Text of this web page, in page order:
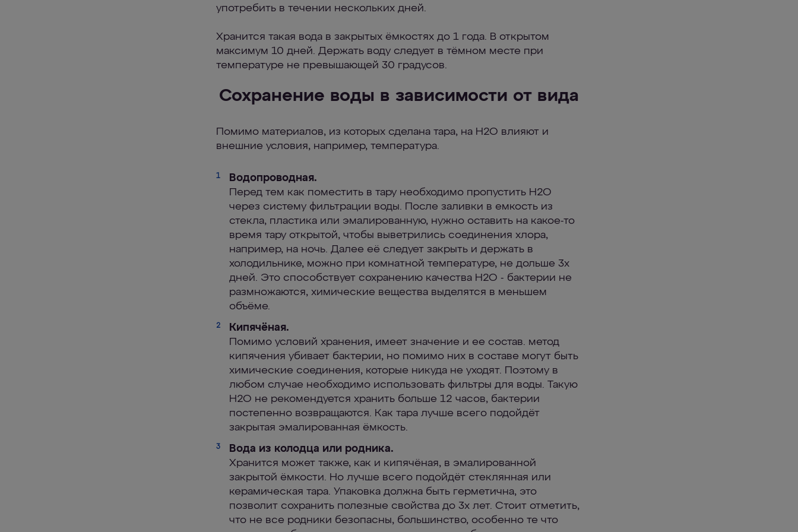
употребить в течении нескольких дней.
Хранится такая вода в закрытых ёмкостях до 1 года. В открытом
максимум 10 дней. Держать воду следует в тёмном месте при
температуре не превышающей 30 градусов.
Сохранение воды в зависимости от вида
Помимо материалов, из которых сделана тара, на H2O влияют и
внешние условия, например, температура.
1
Водопроводная.
Перед тем как поместить в тару необходимо пропустить H2O
через систему фильтрации воды. После заливки в емкость из
стекла, пластика или эмалированную, нужно оставить на какое-то
время тару открытой, чтобы выветрились соединения хлора,
например, на ночь. Далее её следует закрыть и держать в
холодильнике, можно при комнатной температуре, не дольше 3х
дней. Это способствует сохранению качества H2O - бактерии не
размножаются, химические вещества выделятся в меньшем
объёме.
2
Кипячёная.
Помимо условий хранения, имеет значение и ее состав. метод
кипячения убивает бактерии, но помимо них в составе могут быть
химические соединения, которые никуда не уходят. Поэтому в
любом случае необходимо использовать фильтры для воды. Такую
H2O не рекомендуется хранить больше 12 часов, бактерии
постепенно возвращаются. Как тара лучше всего подойдёт
закрытая эмалированная ёмкость.
3
Вода из колодца или родника.
Хранится может также, как и кипячёная, в эмалированной
закрытой ёмкости. Но лучше всего подойдёт стеклянная или
керамическая тара. Упаковка должна быть герметична, это
позволит сохранить полезные свойства до 3х лет. Стоит отметить,
что не все родники безопасны, большинство, особенно те что